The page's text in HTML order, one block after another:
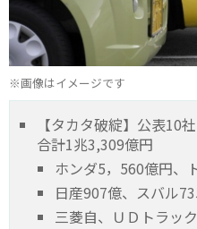
※画像はイメージです
【タカタ破綻】公表10
合計1兆3,309億円
ホンダ5，560億円、
日産907億、スバル
三菱自、ＵＤトラッ